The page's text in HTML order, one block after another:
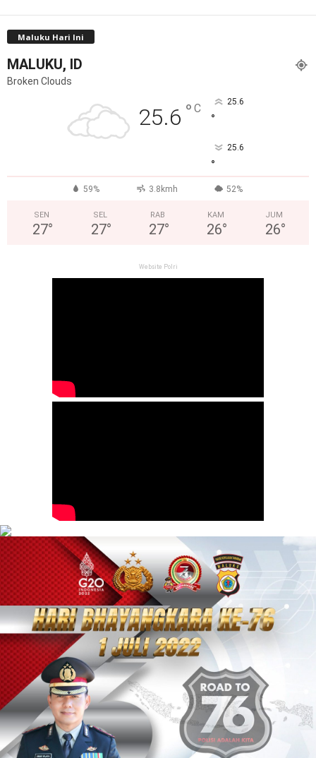
Maluku Hari Ini
MALUKU, ID
Broken Clouds
25.6 ° C 25.6
°
25.6
°
59% 3.8kmh 52%
SEN
27°
SEL
27°
RAB
27°
KAM
26°
JUM
26°
Website Polri